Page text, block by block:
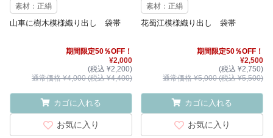
素材：正絹
山車に樹木模様織り出し 袋帯
期間限定50％OFF！
¥2,000
(税込 ¥2,200)
通常価格 ¥4,000 (税込 ¥4,400)
カゴに入れる
お気に入り
素材：正絹
花蜀江模様織り出し 袋帯
期間限定50％OFF！
¥2,500
(税込 ¥2,750)
通常価格 ¥5,000 (税込 ¥5,500)
カゴに入れる
お気に入り